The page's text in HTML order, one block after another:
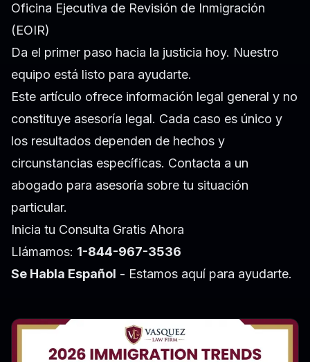
Oficina Ejecutiva de Revisión de Inmigración
(EOIR)
Da el primer paso hacia la justicia hoy. Nuestro
equipo está listo para ayudarte.
Este artículo ofrece información legal general y no
constituye asesoría legal. Cada caso es único y
los resultados dependen de hechos y
circunstancias específicas. Contacta a un
abogado para asesoría sobre tu situación
particular.
Inicia tu Consulta Gratis Ahora
Llámamos: 1-844-967-3536
Se Habla Español - Estamos aquí para ayudarte.